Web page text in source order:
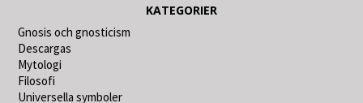
KATEGORIER
Gnosis och gnosticism
Descargas
Mytologi
Filosofi
Universella symboler